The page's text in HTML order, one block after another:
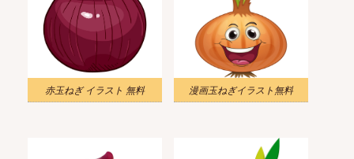
赤玉ねぎ イラスト 無料 漫画玉ねぎイラスト無料